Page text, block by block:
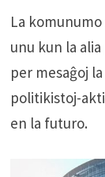
La
unu kun la
per mesaĝoj
politikistoj-
en la futuro.